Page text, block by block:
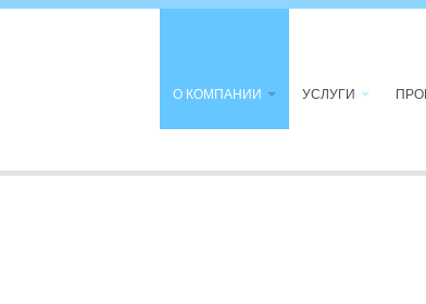
О КОМПАНИИ УСЛУГИ